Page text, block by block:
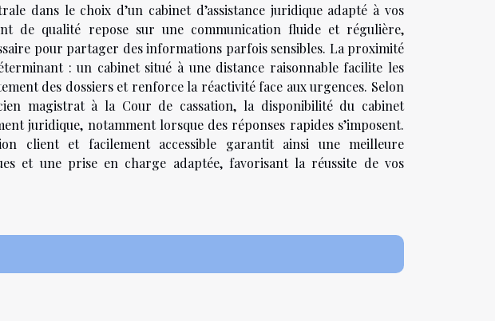
dans le choix d’un cabinet d’assistance juridique adapté à vos
de qualité repose sur une communication fluide et régulière,
pour partager des informations parfois sensibles. La proximité
: un cabinet situé à une distance raisonnable facilite les
des dossiers et renforce la réactivité face aux urgences. Selon
magistrat à la Cour de cassation, la disponibilité du cabinet
juridique, notamment lorsque des réponses rapides s’imposent.
client et facilement accessible garantit ainsi une meilleure
et une prise en charge adaptée, favorisant la réussite de vos